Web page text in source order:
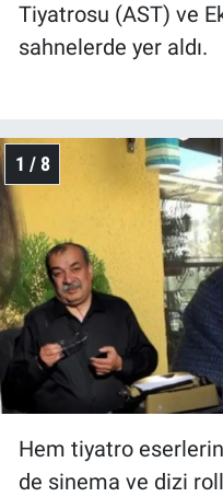
Tiyatrosu (AST) ve
sahnelerde yer aldı.
1 / 8
Hem tiyatro
de sinema ve dizi